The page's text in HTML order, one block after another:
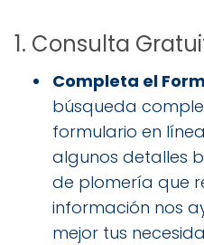
1. Consulta
Completa el
búsqueda
formulario en
algunos detalles
de plomería que
información nos
mejor tus